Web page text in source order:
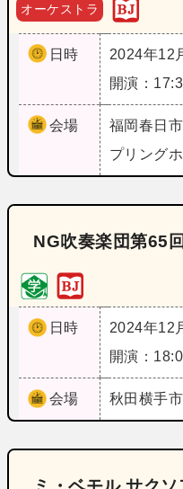
オーケストラ
日時
2024年12
開演：
会場 福岡春日
プリング
NG吹奏楽団第65
日時
2024年12
開演：
会場 秋田 横手